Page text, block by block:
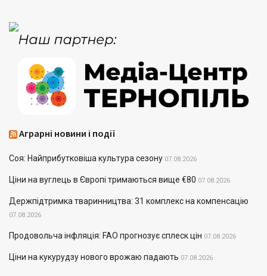
Аграрні новини і події
Соя: Найприбутковіша культура сезону 07.08.2026
Ціни на вуглець в Європі тримаються вище €80 07.08.2026
Держпідтримка тваринництва: 31 комплекс на компенсацію
07.08.2026
Продовольча інфляція: FAO прогнозує сплеск цін 07.08.2026
Ціни на кукурудзу нового врожаю падають 07.08.2026